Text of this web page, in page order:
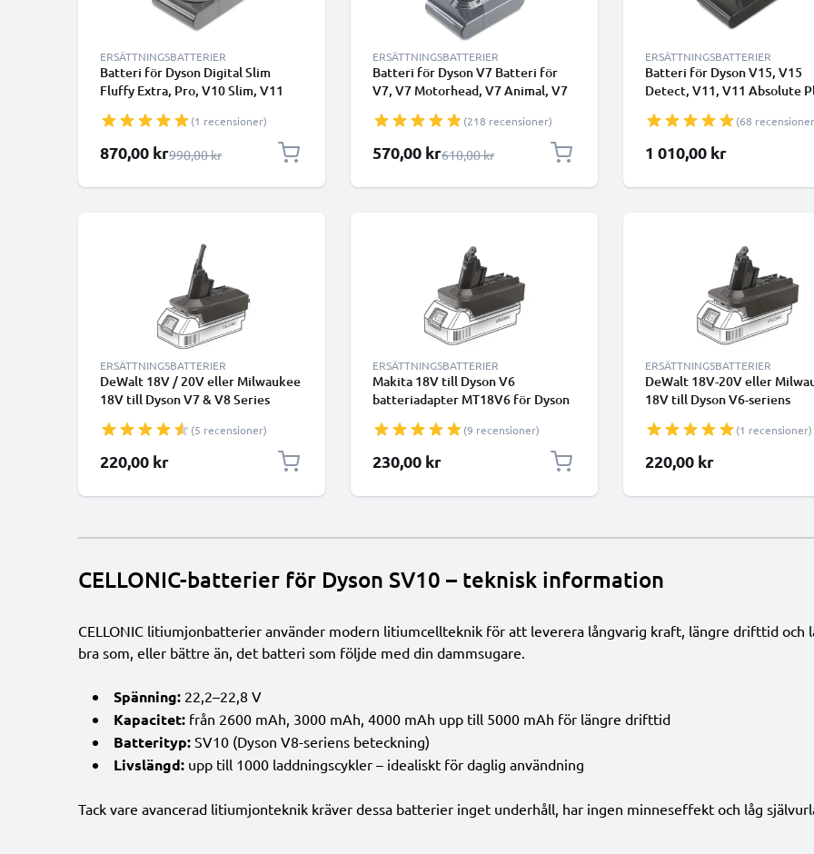
ERSÄTTNINGSBATTERIER
Batteri för Dyson Digital Slim
Fluffy Extra, Pro, V10 Slim, V11
Slim Fluffy Extra (Dyson SV18)
2500mAh 18.0v från CELLONIC -
Klickbatteri
(1 recensioner)
Specialpris
870,00 krOrdinarie pris
990,00 kr
ERSÄTTNINGSBATTERIER
Batteri för Dyson V7 Batteri för
V7, V7 Motorhead, V7 Animal, V7
Clean, SV11 Type B (Dyson
968670-02) (21,6 V, 2500 mAh)
från CELLONIC - Batteri med
(218 recensioner)
Specialpris
570,00 krOrdinarie pris
610,00 kr
ERSÄTTNINGSBATTERIER
Batteri för Dyson V15, V15
Detect, V11, V11 Absolute
SV18, SV22 Type A -
4000mAh 25.2v från
(68
1 010,00 kr
ERSÄTTNINGSBATTERIER
DeWalt 18V / 20V eller Milwaukee
18V till Dyson V7 & V8 Series
CELLONIC
(5 recensioner)
220,00 kr
ERSÄTTNINGSBATTERIER
Makita 18V till Dyson V6
batteriadapter MT18V6 för Dyson
(9 recensioner)
230,00 kr
ERSÄTTNINGSBATTERIER
DeWalt 18V-20V eller
18V till Dyson V6-seriens
MT18V6 för Dyson
från CELLONIC
(1 recensioner)
220,00 kr
CELLONIC-batterier för Dyson SV10 – teknisk information
CELLONIC litiumjonbatterier använder modern litiumcellteknik för att leverera långvarig kraft, längre drifttid och
bra som, eller bättre än, det batteri som följde med din dammsugare.
Spänning: 22,2–22,8 V
Kapacitet: från 2600 mAh, 3000 mAh, 4000 mAh upp till 5000 mAh för längre drifttid
Batterityp: SV10 (Dyson V8-seriens beteckning)
Livslängd: upp till 1000 laddningscykler – idealiskt för daglig användning
Tack vare avancerad litiumjonteknik kräver dessa batterier inget underhåll, har ingen minneseffekt och låg